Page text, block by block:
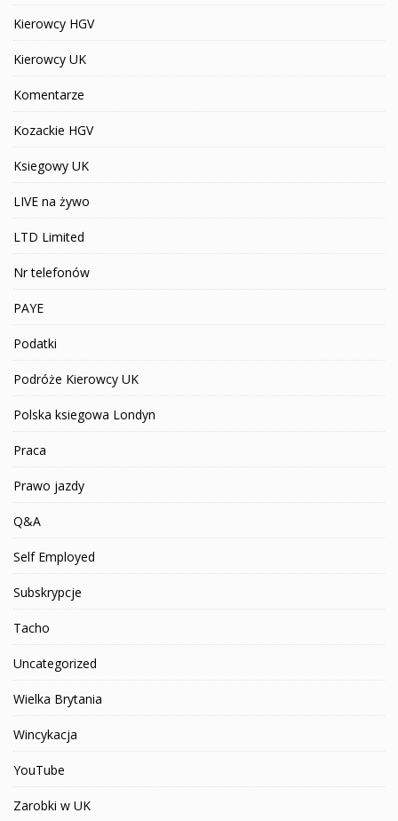
Kierowcy HGV
Kierowcy UK
Komentarze
Kozackie HGV
Ksiegowy UK
LIVE na żywo
LTD Limited
Nr telefonów
PAYE
Podatki
Podróże Kierowcy UK
Polska ksiegowa Londyn
Praca
Prawo jazdy
Q&A
Self Employed
Subskrypcje
Tacho
Uncategorized
Wielka Brytania
Wincykacja
YouTube
Zarobki w UK